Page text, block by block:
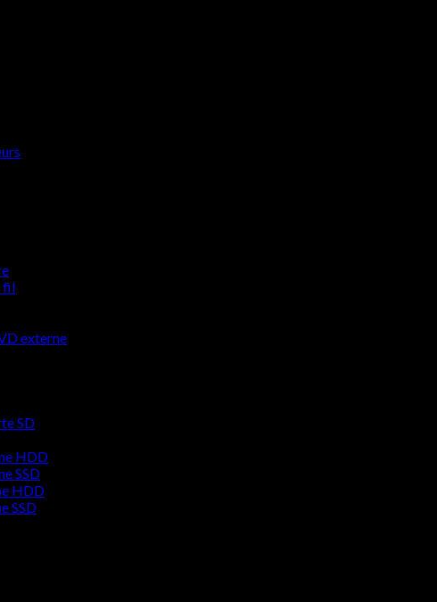
fil
externe
SD
HDD
SSD
HDD
SSD